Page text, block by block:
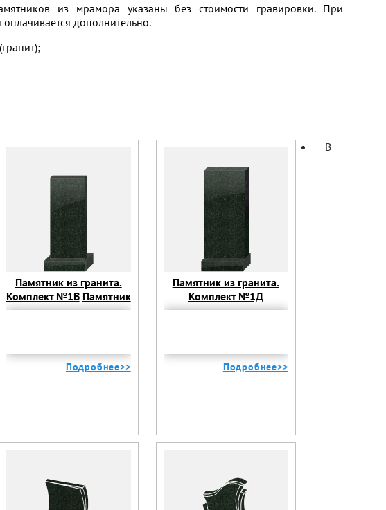
из мрамора указаны без стоимости гравировки. При
дополнительно.
Памятник из гранита.
Комплект №1В Памятник
из гранита. Комплект
Подробнее>>
Памятник из гранита.
Комплект №1Д
Памятник из гранита.
Подробнее>>
В